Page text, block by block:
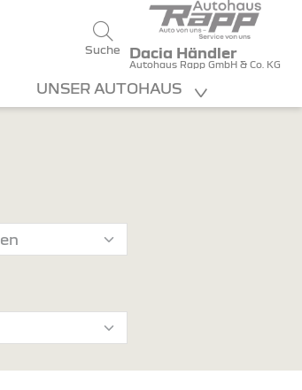
Suche Dacia Händler
Autohaus Rapp GmbH & Co. KG
UNSER AUTOHAUS